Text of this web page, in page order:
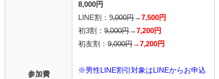
参加費
8,000円
LINE割：9,000円 → 7,500円
初3割： 9,000円 → 7,200円
初友割： 9,000円 →7,200円
※男性LINE割引対象はLINEからお申込